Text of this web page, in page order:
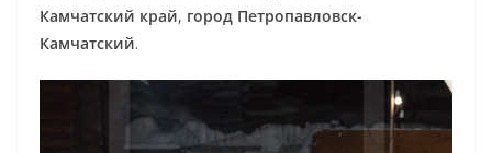
Камчатский край, город Петропавловск-
Камчатский.